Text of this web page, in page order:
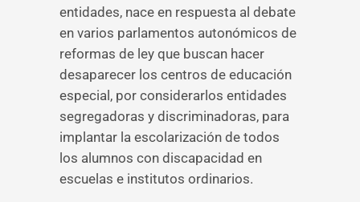
entidades, nace en respuesta al debate
en varios parlamentos autonómicos de
reformas de ley que buscan hacer
desaparecer los centros de educación
especial, por considerarlos entidades
segregadoras y discriminadoras, para
implantar la escolarización de todos
los alumnos con discapacidad en
escuelas e institutos ordinarios.